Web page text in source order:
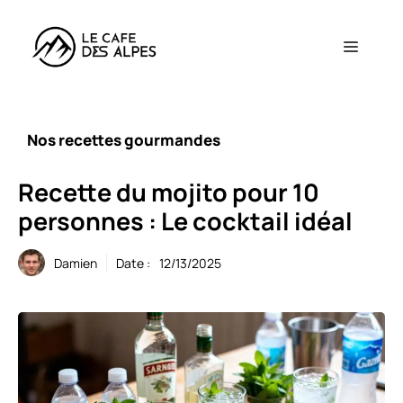
contenu
Menu
Nos recettes gourmandes
Recette du mojito pour 10
personnes : Le cocktail idéal
Damien Date : 12/13/2025